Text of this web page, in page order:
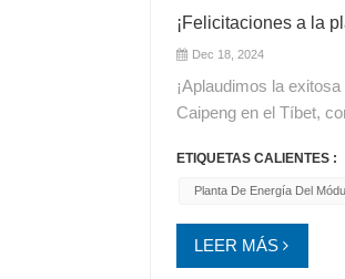
¡Felicitaciones a la
Dec 18, 2024
¡Aplaudimos la
Caipeng en el Tíbet,
almacenamiento de
extremos. La meseta
paneles bifaciales
acumulación de nieve
ETIQUETAS CALIENTES :
Planta De Energía Del
LEER MÁS